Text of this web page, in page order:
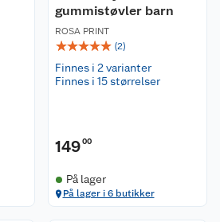
gummistøvler barn
ROSA PRINT
☆☆☆☆☆ (2)
Finnes i 2 varianter
Finnes i 15 størrelser
14900
På lager
På lager i 6 butikker